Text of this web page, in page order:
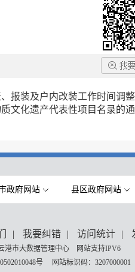
报装及户内改装工作时间调
文化遗产代表性项目名录的
政府网站 县区政府网站
| 我要纠错 | 访问统计 |
港市大数据管理中心 网站支持IPV6
号 网站标识码：3207000001